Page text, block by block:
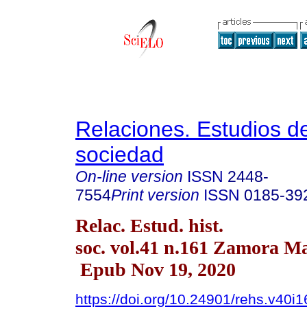
Relaciones. Estudios
sociedad
On-line version ISSN 2448-
7554Print version ISSN 0185-
Relac. Estud. hist.
soc. vol.41 n.161 Zamora
Epub Nov 19, 2020
https://doi.org/10.24901/